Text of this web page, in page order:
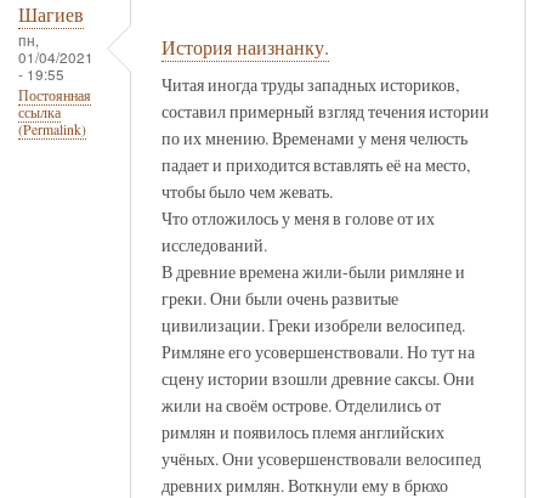
Шагиев
пн,
01/04/2021
- 19:55
Постоянная
ссылка
(Permalink)
История наизнанку.
Читая иногда труды западных историков,
составил примерный взгляд течения истории
по их мнению. Временами у меня челюсть
падает и приходится вставлять её на место,
чтобы было чем жевать.
Что отложилось у меня в голове от их
исследований.
В древние времена жили-были римляне и
греки. Они были очень развитые
цивилизации. Греки изобрели велосипед.
Римляне его усовершенствовали. Но тут на
сцену истории взошли древние саксы. Они
жили на своём острове. Отделились от
римлян и появилось племя английских
учёных. Они усовершенствовали велосипед
древних римлян. Воткнули ему в брюхо